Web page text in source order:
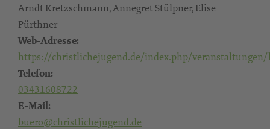
Arndt Kretzschmann, Annegret Stülpner, Elise
Pürthner
Web-Adresse:
https://christlichejugend.de/index.php/
Telefon:
03431608722
E-Mail:
buero@christlichejugend.de